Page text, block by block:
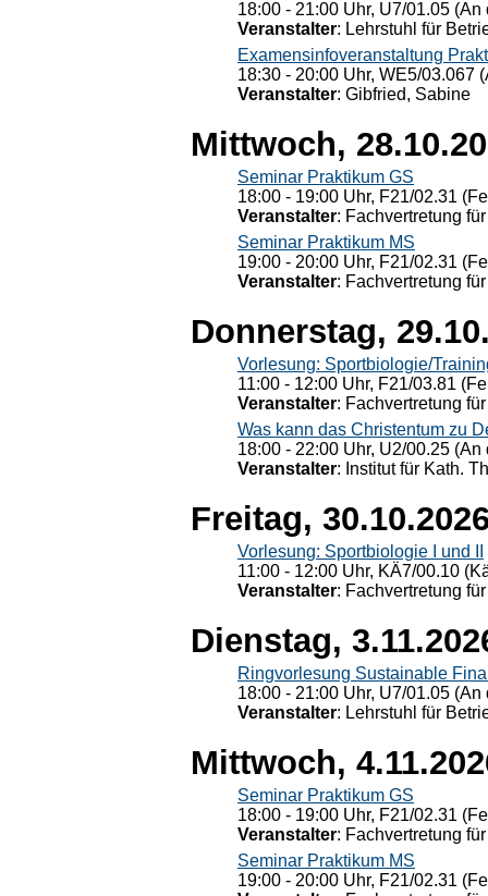
18:00 - 21:00 Uhr, U7/01.05
Veranstalter: Lehrstuhl für
Examensinfoveranstaltung
18:30 - 20:00 Uhr, WE5/03.067
Veranstalter: Gibfried, Sabine
Mittwoch,
Seminar Praktikum GS
18:00 - 19:00 Uhr, F21/02.31
Veranstalter: Fachvertretung
Seminar Praktikum MS
19:00 - 20:00 Uhr, F21/02.31
Veranstalter: Fachvertretung
Donnerstag,
Vorlesung: Sportbiologie/
11:00 - 12:00 Uhr, F21/03.81
Veranstalter: Fachvertretung
Was kann das Christentum zu
18:00 - 22:00 Uhr, U2/00.25
Veranstalter: Institut für Kath.
Freitag,
Vorlesung: Sportbiologie I und II
11:00 - 12:00 Uhr, KÄ7/00.10
Veranstalter: Fachvertretung
Dienstag,
Ringvorlesung Sustainable
18:00 - 21:00 Uhr, U7/01.05
Veranstalter: Lehrstuhl für
Mittwoch,
Seminar Praktikum GS
18:00 - 19:00 Uhr, F21/02.31
Veranstalter: Fachvertretung
Seminar Praktikum MS
19:00 - 20:00 Uhr, F21/02.31